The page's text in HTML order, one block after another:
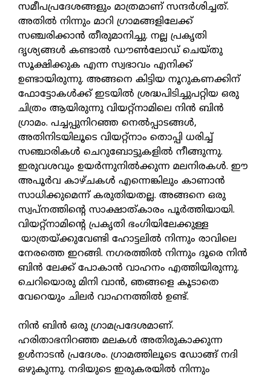
സമീപപ്രദേശങ്ങളും മാത്രമാണ് സന്ദര്‍ശിച്ചത്.
അതില്‍ നിന്നും മാറി ഗ്രാമങ്ങളിലേക്ക്
സഞ്ചരിക്കാന്‍ തീരുമാനിച്ചു. നല്ല പ്രകൃതി
ദൃശ്യങ്ങള്‍ കണ്ടാല്‍ ഡൗണ്‍ലോഡ് ചെയ്തു
സൂക്ഷിക്കുക എന്ന സ്വഭാവം എനിക്ക്
ഉണ്ടായിരുന്നു. അങ്ങനെ കിട്ടിയ നൂറുകണക്കിന്
ഫോട്ടോകള്‍ക്ക് ഇടയില്‍ ശ്രദ്ധപിടിച്ചുപറ്റിയ ഒരു
ചിത്രം ആയിരുന്നു വിയറ്റ്നാമിലെ നിന്‍ ബിന്‍
ഗ്രാമം. പച്ചപ്പുനിറഞ്ഞ നെല്‍പ്പാടങ്ങള്‍,
അതിനിടയിലൂടെ വിയറ്റ്നാം തൊപ്പി ധരിച്ച്
സഞ്ചാരികള്‍ ചെറുബോട്ടുകളില്‍ നീങ്ങുന്നു.
ഇരുവശവും ഉയര്‍ന്നുനില്‍ക്കുന്ന മലനിരകള്‍. ഈ
അപൂര്‍വ കാഴ്ചകള്‍ എന്നെങ്കിലും കാണാന്‍
സാധിക്കുമെന്ന് കരുതിയതല്ല. അങ്ങനെ ഒരു
സ്വപ്നത്തിന്റെ സാക്ഷാത്കാരം പൂര്‍ത്തിയായി.
വിയറ്റ്നാമിന്റെ പ്രകൃതി ഭംഗിയിലേക്കുള്ള
യാത്രയ്ക്കുവേണ്ടി ഹോട്ടലില്‍ നിന്നും രാവിലെ
നേരത്തെ ഇറങ്ങി. നഗരത്തില്‍ നിന്നും ദൂരെ നിന്‍
ബിന്‍ ലേക്ക് പോകാന്‍ വാഹനം എത്തിയിരുന്നു.
ചെറിയൊരു മിനി വാന്‍, ഞങ്ങളെ കൂടാതെ
വേറെയും ചിലര്‍ വാഹനത്തില്‍ ഉണ്ട്.
നിന്‍ ബിന്‍ ഒരു ഗ്രാമപ്രദേശമാണ്.
ഹരിതാഭനിറഞ്ഞ മലകള്‍ അതിരുകാക്കുന്ന
ഉള്‍നാടന്‍ പ്രദേശം. ഗ്രാമത്തിലൂടെ ഡോങ്ങ് നദി
ഒഴുകുന്നു. നദിയുടെ ഇരുകരയില്‍ നിന്നും